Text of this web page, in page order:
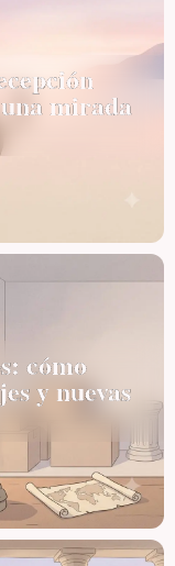
mirada
cómo
y nuevas